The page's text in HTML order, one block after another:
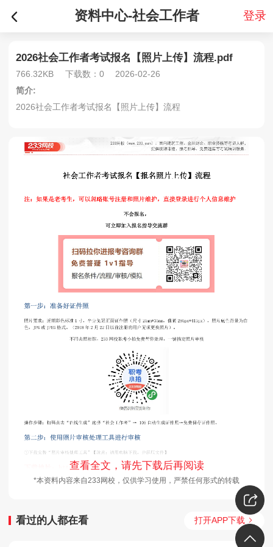
资料中心-社会工作者 登录
2026社会工作者考试报名【照片上传】流程.pdf
766.32KB 下载数：0
2026-02-26
简介:
2026社会工作者考试报名【照片上传】流程
查看全文，请先下载后再阅读
*本资料内容来自233网校，仅供学习使用，严禁任何形式的转载
看过的人都在看 打开APP下载